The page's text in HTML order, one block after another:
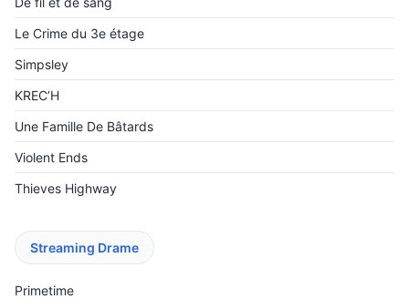
Le Crime du 3e étage
Simpsley
KREC’H
Une Famille De Bâtards
Violent Ends
Thieves Highway
Streaming Drame
Primetime